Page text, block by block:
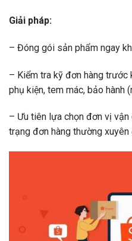
Giải pháp:
– Đóng gói sản phẩm ngay
– Kiểm tra kỹ đơn hàng trước
phụ kiện, tem mác, bảo hành
– Ưu tiên lựa chọn đơn vị
trạng đơn hàng thường